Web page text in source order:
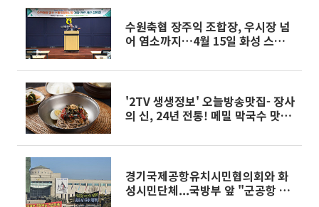
수원축협 장주익 조합장, 우시장 넘
어 염소까지…4월 15일 화성 스마
'2TV 생생정보' 오늘방송맛집- 장사
의 신, 24년 전통! 메밀 막국수 맛집
경기국제공항유치시민협의회와 화
성시민단체...국방부 앞 "군공항 이